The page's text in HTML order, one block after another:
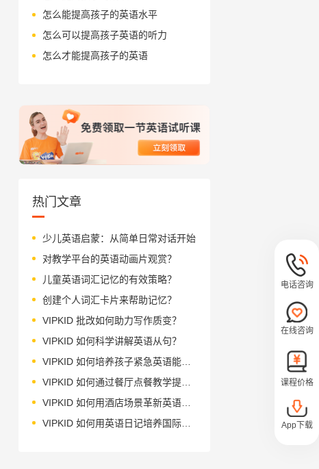
怎么能提高孩子的英语水平
怎么可以提高孩子英语的听力
怎么才能提高孩子的英语
热门文章
少儿英语启蒙：从简单日常对话开始
对教学平台的英语动画片观赏？
儿童英语词汇记忆的有效策略？
创建个人词汇卡片来帮助记忆？
VIPKID 批改如何助力写作质变？
VIPKID 如何科学讲解英语从句？
VIPKID 如何培养孩子紧急英语能力？
VIPKID 如何通过餐厅点餐教学提升少儿英语应用能力？
VIPKID 如何用酒店场景革新英语教学？
VIPKID 如何用英语日记培养国际化人才？
电话咨询
在线咨询
课程价格
App下载